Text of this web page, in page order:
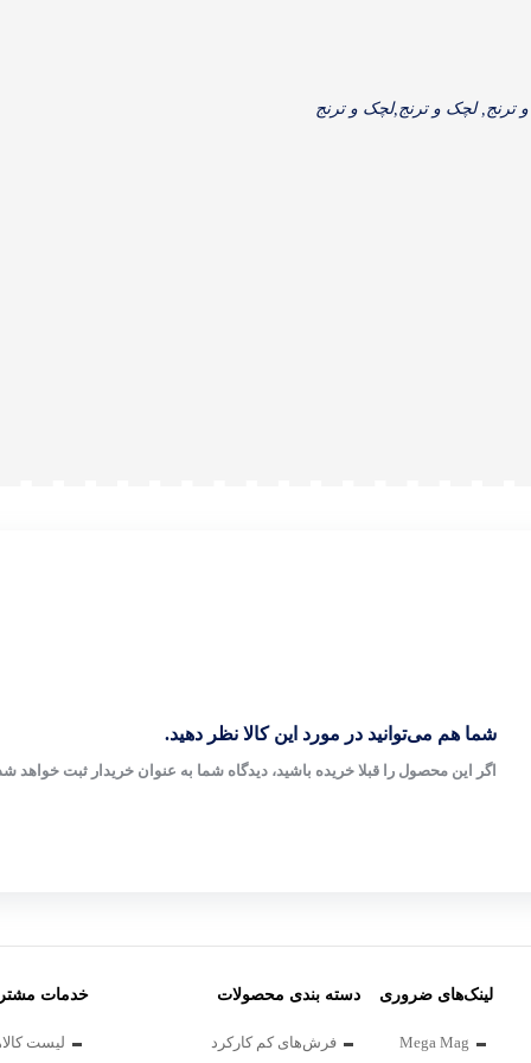
ترنج, لچک و ترنج,لچک و ترنج
شما هم می‌توانید در مورد این کالا نظر دهید.
اگر این محصول را قبلا خریده باشید، دیدگاه شما به عنوان خریدار ثبت خواهد
لینک‌های ضروری
Mega Mag
دسته بندی محصولات
فرش‌های کم کارکرد
خدمات
لیست